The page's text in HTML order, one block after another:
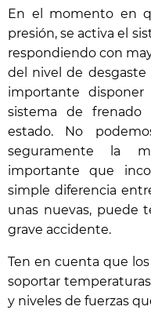
En el momento en
presión, se activa el
respondiendo con
del nivel de desgaste
importante
sistema de
estado. No
seguramente la
importante que
simple diferencia
unas nuevas, puede
grave accidente.
Ten en cuenta que
soportar
y niveles de fuerzas